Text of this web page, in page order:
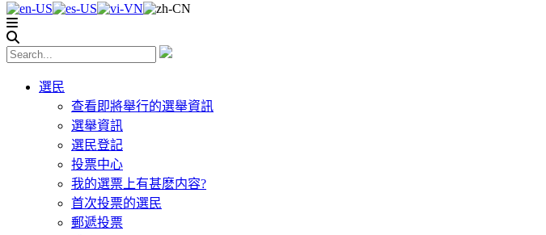
選民
查看即將舉行的選舉資訊
選舉資訊
選民登記
投票中心
我的選票上有甚麽内容?
首次投票的選民
郵遞投票